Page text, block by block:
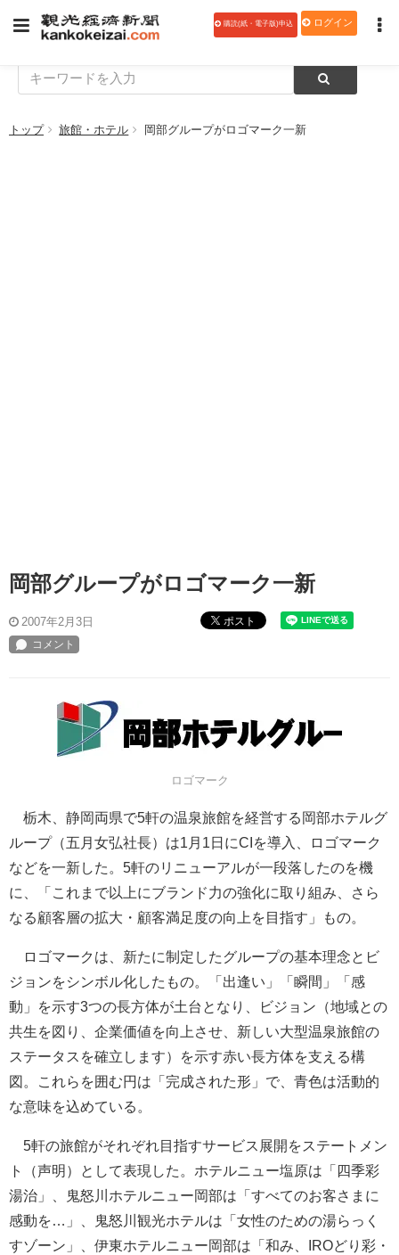
購読(紙・電子版)申込 ログイン
トップ 旅館・ホテル 岡部グループがロゴマーク一新
岡部グループがロゴマーク一新
2007年2月3日 ポスト
ロゴマーク
栃木、静岡両県で5軒の温泉旅館を経営する岡部ホテルグ
ループ（五月女弘社長）は1月1日にCIを導入、ロゴマーク
などを一新した。5軒のリニューアルが一段落したのを機
に、「これまで以上にブランド力の強化に取り組み、さら
なる顧客層の拡大・顧客満足度の向上を目指す」もの。
ロゴマークは、新たに制定したグループの基本理念とビ
ジョンをシンボル化したもの。「出逢い」「瞬間」「感
動」を示す3つの長方体が土台となり、ビジョン（地域との
共生を図り、企業価値を向上させ、新しい大型温泉旅館の
ステータスを確立します）を示す赤い長方体を支える構
図。これらを囲む円は「完成された形」で、青色は活動的
な意味を込めている。
5軒の旅館がそれぞれ目指すサービス展開をステートメン
ト（声明）として表現した。ホテルニュー塩原は「四季彩
湯治」、鬼怒川ホテルニュー岡部は「すべてのお客さまに
感動を…」、鬼怒川観光ホテルは「女性のための湯らっく
すゾーン」、伊東ホテルニュー岡部は「和み、IROどり彩・